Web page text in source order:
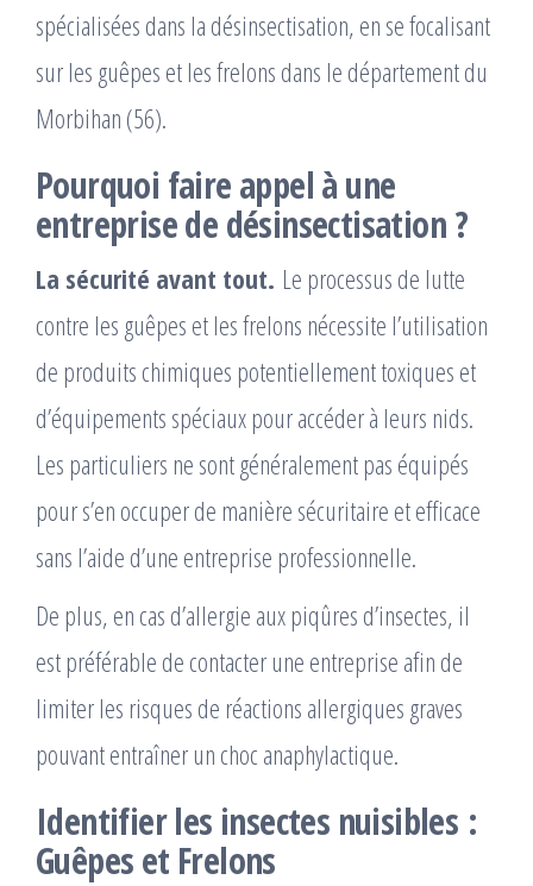
spécialisées dans la désinsectisation, en se focalisant
sur les guêpes et les frelons dans le département du
Morbihan (56).
Pourquoi faire appel à une
entreprise de désinsectisation ?
La sécurité avant tout. Le processus de lutte
contre les guêpes et les frelons nécessite l’utilisation
de produits chimiques potentiellement toxiques et
d’équipements spéciaux pour accéder à leurs nids.
Les particuliers ne sont généralement pas équipés
pour s’en occuper de manière sécuritaire et efficace
sans l’aide d’une entreprise professionnelle.
De plus, en cas d’allergie aux piqûres d’insectes, il
est préférable de contacter une entreprise afin de
limiter les risques de réactions allergiques graves
pouvant entraîner un choc anaphylactique.
Identifier les insectes nuisibles :
Guêpes et Frelons